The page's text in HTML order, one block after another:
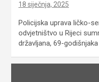
18 siječnja, 2025
Policijska uprava ličko-
odvjetništvo u Rijeci
državljana, 69-